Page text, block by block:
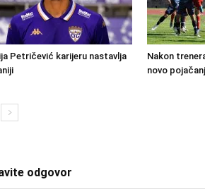
Petričević karijeru nastavlja
Nakon
novo
odgovor